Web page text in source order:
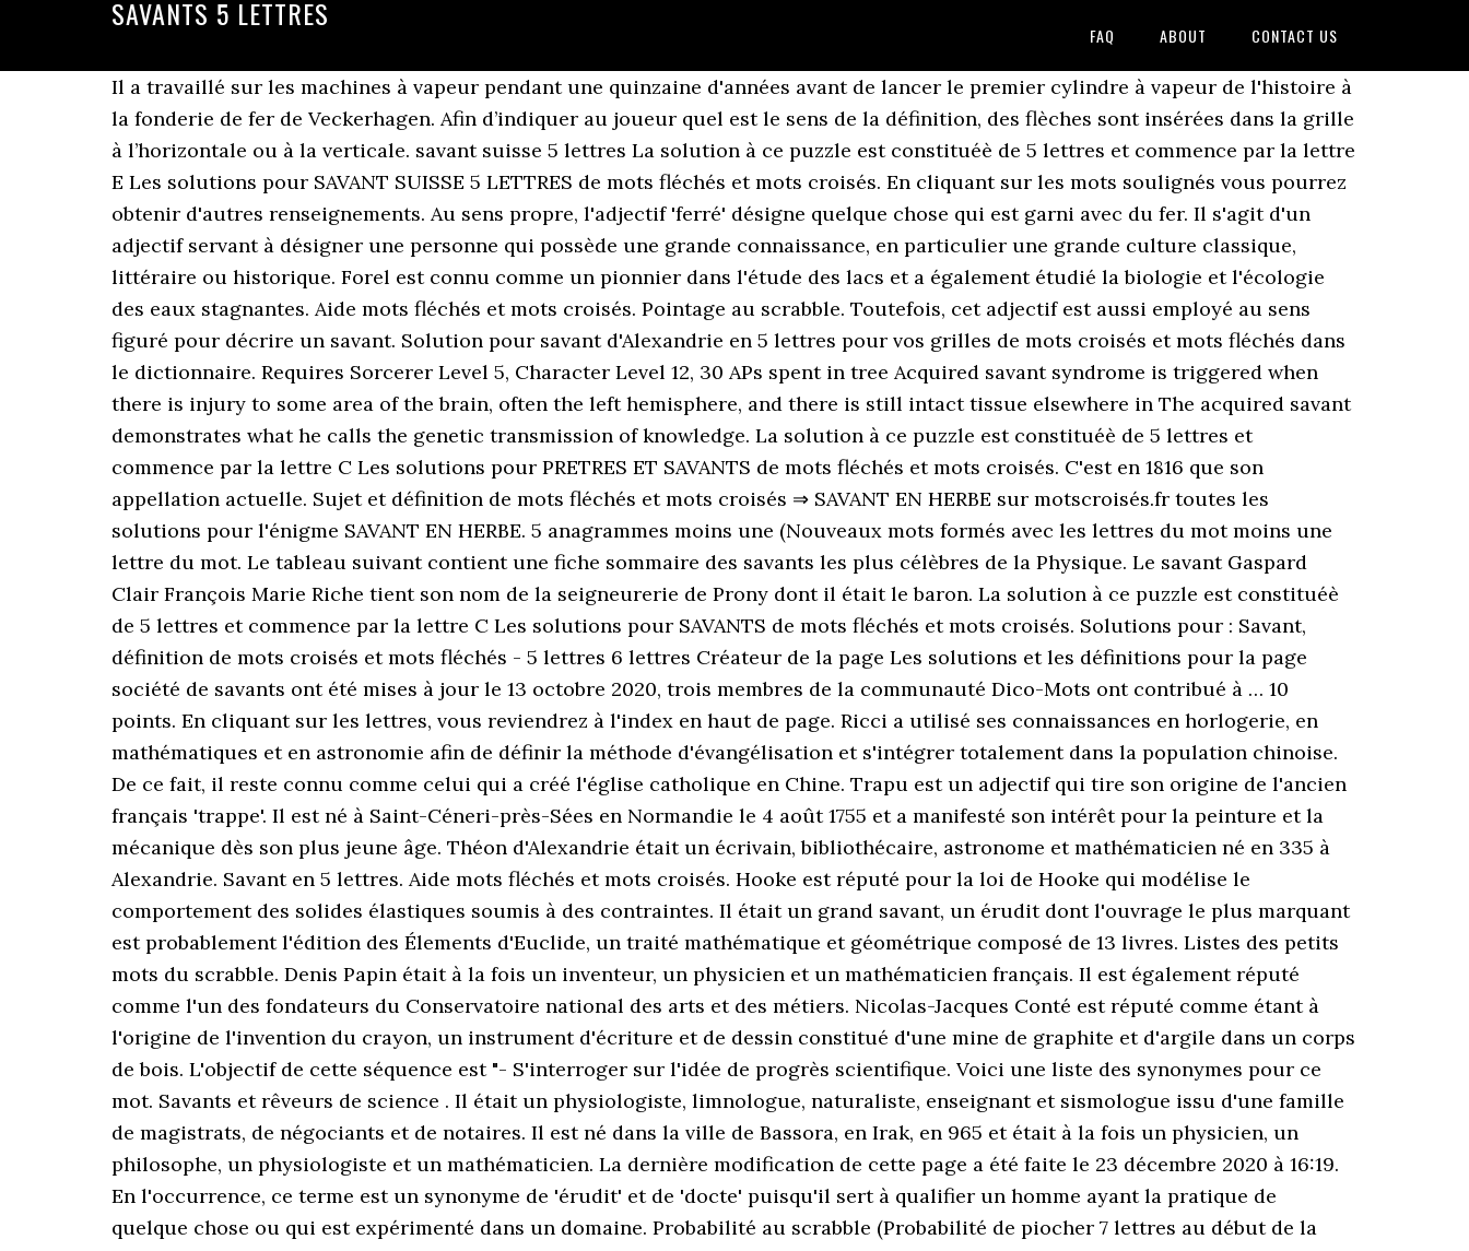
SAVANTS 5 LETTRES
FAQ ABOUT CONTACT US
Il a travaillé sur les machines à vapeur pendant une quinzaine d'années avant de lancer le premier cylindre à vapeur de l'histoire à la fonderie de fer de Veckerhagen. Afin d’indiquer au joueur quel est le sens de la définition, des flèches sont insérées dans la grille à l’horizontale ou à la verticale. savant suisse 5 lettres La solution à ce puzzle est constituéè de 5 lettres et commence par la lettre E Les solutions pour SAVANT SUISSE 5 LETTRES de mots fléchés et mots croisés. En cliquant sur les mots soulignés vous pourrez obtenir d'autres renseignements. Au sens propre, l'adjectif 'ferré' désigne quelque chose qui est garni avec du fer. Il s'agit d'un adjectif servant à désigner une personne qui possède une grande connaissance, en particulier une grande culture classique, littéraire ou historique. Forel est connu comme un pionnier dans l'étude des lacs et a également étudié la biologie et l'écologie des eaux stagnantes. Aide mots fléchés et mots croisés. Pointage au scrabble. Toutefois, cet adjectif est aussi employé au sens figuré pour décrire un savant. Solution pour savant d'Alexandrie en 5 lettres pour vos grilles de mots croisés et mots fléchés dans le dictionnaire. Requires Sorcerer Level 5, Character Level 12, 30 APs spent in tree Acquired savant syndrome is triggered when there is injury to some area of the brain, often the left hemisphere, and there is still intact tissue elsewhere in The acquired savant demonstrates what he calls the genetic transmission of knowledge. La solution à ce puzzle est constituéè de 5 lettres et commence par la lettre C Les solutions pour PRETRES ET SAVANTS de mots fléchés et mots croisés. C'est en 1816 que son appellation actuelle. Sujet et définition de mots fléchés et mots croisés ⇒ SAVANT EN HERBE sur motscroisés.fr toutes les solutions pour l'énigme SAVANT EN HERBE. 5 anagrammes moins une (Nouveaux mots formés avec les lettres du mot moins une lettre du mot. Le tableau suivant contient une fiche sommaire des savants les plus célèbres de la Physique. Le savant Gaspard Clair François Marie Riche tient son nom de la seigneurerie de Prony dont il était le baron. La solution à ce puzzle est constituéè de 5 lettres et commence par la lettre C Les solutions pour SAVANTS de mots fléchés et mots croisés. Solutions pour : Savant, définition de mots croisés et mots fléchés - 5 lettres 6 lettres Créateur de la page Les solutions et les définitions pour la page société de savants ont été mises à jour le 13 octobre 2020, trois membres de la communauté Dico-Mots ont contribué à … 10 points. En cliquant sur les lettres, vous reviendrez à l'index en haut de page. Ricci a utilisé ses connaissances en horlogerie, en mathématiques et en astronomie afin de définir la méthode d'évangélisation et s'intégrer totalement dans la population chinoise. De ce fait, il reste connu comme celui qui a créé l'église catholique en Chine. Trapu est un adjectif qui tire son origine de l'ancien français 'trappe'. Il est né à Saint-Céneri-près-Sées en Normandie le 4 août 1755 et a manifesté son intérêt pour la peinture et la mécanique dès son plus jeune âge. Théon d'Alexandrie était un écrivain, bibliothécaire, astronome et mathématicien né en 335 à Alexandrie. Savant en 5 lettres. Aide mots fléchés et mots croisés. Hooke est réputé pour la loi de Hooke qui modélise le comportement des solides élastiques soumis à des contraintes. Il était un grand savant, un érudit dont l'ouvrage le plus marquant est probablement l'édition des Élements d'Euclide, un traité mathématique et géométrique composé de 13 livres. Listes des petits mots du scrabble. Denis Papin était à la fois un inventeur, un physicien et un mathématicien français. Il est également réputé comme l'un des fondateurs du Conservatoire national des arts et des métiers. Nicolas-Jacques Conté est réputé comme étant à l'origine de l'invention du crayon, un instrument d'écriture et de dessin constitué d'une mine de graphite et d'argile dans un corps de bois. L'objectif de cette séquence est "- S'interroger sur l'idée de progrès scientifique. Voici une liste des synonymes pour ce mot. Savants et rêveurs de science . Il était un physiologiste, limnologue, naturaliste, enseignant et sismologue issu d'une famille de magistrats, de négociants et de notaires. Il est né dans la ville de Bassora, en Irak, en 965 et était à la fois un physicien, un philosophe, un physiologiste et un mathématicien. La dernière modification de cette page a été faite le 23 décembre 2020 à 16:19. En l'occurrence, ce terme est un synonyme de 'érudit' et de 'docte' puisqu'il sert à qualifier un homme ayant la pratique de quelque chose ou qui est expérimenté dans un domaine. Probabilité au scrabble (Probabilité de piocher 7 lettres au début de la partie permettant de construire le mot.) Fort. Théon était également l'un des 'grands commentateurs' de l'astronome et astrologue Claude Ptolémée. Solutions pour savant musulman en 5 à 6 lettres pour vos grilles de mots croisés et mots fléchés dans le dictionnaire. Les solutions pour la définition OBJECTIF DE BIEN DES SAVANTS pour des mots croisés ou mots fléchés, ainsi que des synonymes existants. • Quoiqu'il fût très savant de son humeur et de ses tromperies, si ne se put-il empêcher de se plaire à ses flatteries (D'URFÉ Astrée, I, 5) • Sans le péché du premier homme, nous naissions tous savants des arts et des sciences nécessaires pour notre conservation ( RACAN Harangue à l'Académie. Exemple: "P ris", "P.ris", "P,ris" ou "P*ris" Rechercher. Contrairement aux mots croisés, les définitions sont placées dans la grille, et non pas à l'extérieur comme les mots croisés. Ce mot compte plusieurs significations car il est utilisé dans divers contextes, notamment en anatomie pour désigner la partie supérieur du corps chez l'humain ou la plupart des vertébrés. Sujet et définition de mots fléchés et mots croisés ⇒ SAVANT sur motscroisés.fr toutes les … ... 5 lettres: Qu'est ce que je vois? Découvrez les bonnes … Découvrez les bonnes réponses, synonymes et autres types d'aide pour résoudre chaque puzzle, Pratique courante chez les ecclesiastiques, Confirme que le pays basque est une region bien arrosee, Ils peuvent être sociaux ou informatiques, Caractère dun mot ayant plusieurs significations, Émission musicale animée par nagui depuis 1993, Adele interprète une chanson dans ce james bond, Temps du français utilisant un participe présent. How to use savant in a sentence. )-S AVANTS SAVANT VANTAS VASANT-V SATANS. 5 Cette liste de synonymes partiels n’est pas exhaustive et s’appuie sur l’ouvrage de l’abbé Girard, La justesse de la langue françoise ou Les différentes significations des mots qui passent pour synonimes, (1718). Les solutions pour la définition SAVANTS CALCULS pour des mots croisés ou mots fléchés, ainsi que des synonymes existants. Les solutions pour la définition SAVANT pour des mots croisés ou mots fléchés, ainsi que des synonymes existants. Exemple: "P ris", "P.ris", "P,ris" ou "P*ris" Rechercher. Parmi les réponses que vous trouverez ici, nous pensons que le meilleur est EULER à 5 lettres, en cliquant dessus ou sur d'autres mots, vous pouvez trouver des mots similaires et des synonymes qui peuvent vous aider à compléter le puzzle de mots croisés. Il était l'un des premiers jésuites à partir en Chine et est parvenu à se fait accepter en tant que savant dans ce pays. Toutefois, il s'est distingué principalement grâce à ses talents de fondeur et de graveur mais était aussi quelqu'un qui cultivait les arts et les lettres. Découvrez les bonnes réponses, synonymes et autres types d'aide pour résoudre chaque puzzle Le mot 'doué' est le participe passé masculin singulier du verbe 'douer', lui-même provenant du latin 'dotare' qui veut dire 'doter de'. Nombre de lettres. En effet, une personne douée est celle qui est dotée de capacité naturelles à faire quelque chose. Savant definition is - a person of learning; especially : one with detailed knowledge in some specialized field (as of science or literature). Synonymes de Savant en 5 lettres … Le joueur a alors pour objectif de trouver les solutions des définitionset de rentrer les lettres dans les cases correspondantes … +E SAVANTES VANTASSE +O SAVATONS. Décédé le 24 avril 1836, son imprimerie est toujours en activité de nos jours. En effet, un trapu est une personne qui a des connaissances importantes dans un domaine en particulier. Si vous connaissez déjà certaines lettres renseignez-les pour un résultat plus précis ! D'autre part, il s'agit d'un adjectif désignant quelqu'un qui a des dons ou des talents dans un domaine en particulier. Did You Know? Lettres connues et inconnues Entrez les lettres connues dans l'ordre et remplacez les lettres inconnues par un espace, un point, une virgule ou une étoile. Les solutions pour la définition SAVANT RELIGIEUX DE L'ISLAM. Le mot 'tête' correspond à la définition 'savant' car il est employé familièrement pour décrire une personne possédant des connaissances profondes dans un domaine intellectuel. Né à Chamelet, dans le Rhône, le 22 juillet 1755, il était un encyclopédiste, hydraulicien et ingénieur qui a grandement contribué aux travaux du pont sur la rivière Oise et était l'un des premiers fondateurs de la Société philomathique de Paris. Savante 5 lettres. En outre, il a occupé les postes de secrétaire puis président de l'Académie des sciences entre 1794 et 1835, ainsi que le poste de directeur de l'École des ponts et chaussées entre 1798 et 1835. Le prêtre Matteo Ricci est né à Macerata, en Italie, le 6 octobre 1552 et est mort à Pékin le 11 mai 1610. 6 Anne-Marie Thiesse, La création des identités nationales : Europe XVIIIe-XX siècle, Paris, Le … Georgius Agricola était un grand savant ayant des connaissances dans plusieurs domaines qui est considéré comme un pionnier en métallurgie et en minéralogie. Par définition, ce terme désigne un homme ou un animal qui est petit et ramassé, mais qui impressionne par sa force ou qui donne un sentiment de puiss